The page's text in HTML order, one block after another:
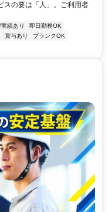
スの要は「人」。ご利用者
績あり
即日勤務OK
賞与あり
ブランクOK